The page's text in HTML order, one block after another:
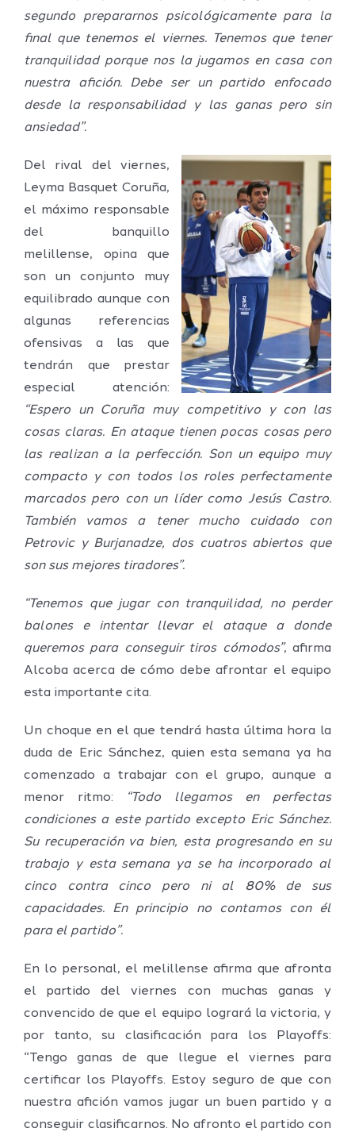
segundo prepararnos psicológicamente para la
final que tenemos el viernes. Tenemos que tener
tranquilidad porque nos la jugamos en casa con
nuestra afición. Debe ser un partido enfocado
desde la responsabilidad y las ganas pero sin
ansiedad”.
Del rival del viernes,
Leyma Basquet Coruña,
el máximo responsable
del banquillo
melillense, opina que
son un conjunto muy
equilibrado aunque con
algunas referencias
ofensivas a las que
tendrán que prestar
especial atención:
“Espero un Coruña muy competitivo y con las
cosas claras. En ataque tienen pocas cosas pero
las realizan a la perfección. Son un equipo muy
compacto y con todos los roles perfectamente
marcados pero con un líder como Jesús Castro.
También vamos a tener mucho cuidado con
Petrovic y Burjanadze, dos cuatros abiertos que
son sus mejores tiradores”.
“Tenemos que jugar con tranquilidad, no perder
balones e intentar llevar el ataque a donde
queremos para conseguir tiros cómodos”, afirma
Alcoba acerca de cómo debe afrontar el equipo
esta importante cita.
Un choque en el que tendrá hasta última hora la
duda de Eric Sánchez, quien esta semana ya ha
comenzado a trabajar con el grupo, aunque a
menor ritmo:
“Todo llegamos en perfectas
condiciones a este partido excepto Eric Sánchez.
Su recuperación va bien, esta progresando en su
trabajo y esta semana ya se ha incorporado al
cinco contra cinco pero ni al 80% de sus
capacidades. En principio no contamos con él
para el partido”.
En lo personal, el melillense afirma que afronta
el partido del viernes con muchas ganas y
convencido de que el equipo logrará la victoria, y
por tanto, su clasificación para los Playoffs:
“Tengo ganas de que llegue el viernes para
certificar los Playoffs. Estoy seguro de que con
nuestra afición vamos jugar un buen partido y a
conseguir clasificarnos. No afronto el partido con